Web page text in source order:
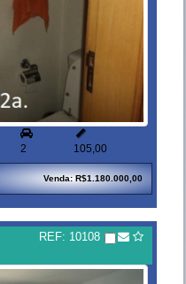
2

105,00
Venda: R$1.180.000,00
REF: 10108